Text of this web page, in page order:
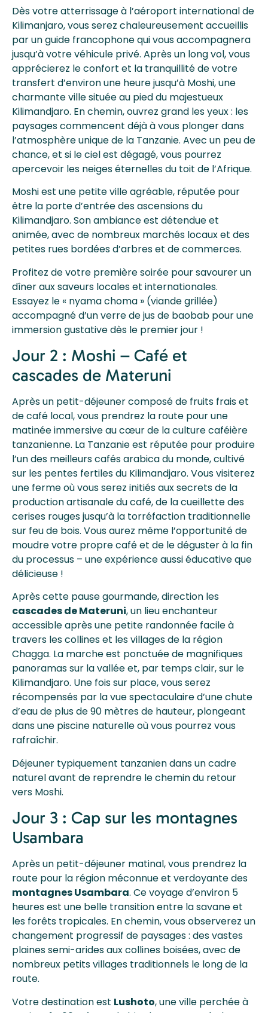
Dès votre atterrissage à l’aéroport international de
Kilimanjaro, vous serez chaleureusement accueillis
par un guide francophone qui vous accompagnera
jusqu’à votre véhicule privé. Après un long vol, vous
apprécierez le confort et la tranquillité de votre
transfert d’environ une heure jusqu’à Moshi, une
charmante ville située au pied du majestueux
Kilimandjaro. En chemin, ouvrez grand les yeux : les
paysages commencent déjà à vous plonger dans
l’atmosphère unique de la Tanzanie. Avec un peu de
chance, et si le ciel est dégagé, vous pourrez
apercevoir les neiges éternelles du toit de l’Afrique.
Moshi est une petite ville agréable, réputée pour
être la porte d’entrée des ascensions du
Kilimandjaro. Son ambiance est détendue et
animée, avec de nombreux marchés locaux et des
petites rues bordées d’arbres et de commerces.
Profitez de votre première soirée pour savourer un
dîner aux saveurs locales et internationales.
Essayez le « nyama choma » (viande grillée)
accompagné d’un verre de jus de baobab pour une
immersion gustative dès le premier jour !
Jour 2 : Moshi – Café et
cascades de Materuni
Après un petit-déjeuner composé de fruits frais et
de café local, vous prendrez la route pour une
matinée immersive au cœur de la culture caféière
tanzanienne. La Tanzanie est réputée pour produire
l’un des meilleurs cafés arabica du monde, cultivé
sur les pentes fertiles du Kilimandjaro. Vous visiterez
une ferme où vous serez initiés aux secrets de la
production artisanale du café, de la cueillette des
cerises rouges jusqu’à la torréfaction traditionnelle
sur feu de bois. Vous aurez même l’opportunité de
moudre votre propre café et de le déguster à la fin
du processus – une expérience aussi éducative que
délicieuse !
Après cette pause gourmande, direction les
cascades de Materuni, un lieu enchanteur
accessible après une petite randonnée facile à
travers les collines et les villages de la région
Chagga. La marche est ponctuée de magnifiques
panoramas sur la vallée et, par temps clair, sur le
Kilimandjaro. Une fois sur place, vous serez
récompensés par la vue spectaculaire d’une chute
d’eau de plus de 90 mètres de hauteur, plongeant
dans une piscine naturelle où vous pourrez vous
rafraîchir.
Déjeuner typiquement tanzanien dans un cadre
naturel avant de reprendre le chemin du retour
vers Moshi.
Jour 3 : Cap sur les montagnes
Usambara
Après un petit-déjeuner matinal, vous prendrez la
route pour la région méconnue et verdoyante des
montagnes Usambara. Ce voyage d’environ 5
heures est une belle transition entre la savane et
les forêts tropicales. En chemin, vous observerez un
changement progressif de paysages : des vastes
plaines semi-arides aux collines boisées, avec de
nombreux petits villages traditionnels le long de la
route.
Votre destination est Lushoto, une ville perchée à